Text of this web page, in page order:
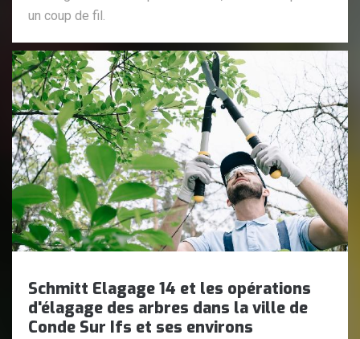
un coup de fil.
Schmitt Elagage 14 et les opérations
d'élagage des arbres dans la ville de
Conde Sur Ifs et ses environs